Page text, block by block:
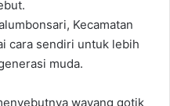
Kecamatan
cara sendiri untuk lebih
muda.
wayang gotik